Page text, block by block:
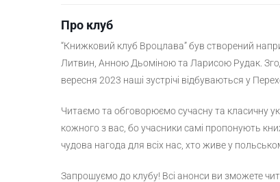
Про клуб
“Книжковий клуб Вроцлава” був створений
Литвин, Анною Дьоміною та Ларисою Рудак.
вересня 2023 наші зустрічі відбуваються у
Читаємо та обговорюємо сучасну та класичну
кожного з вас, бо учасники самі пропонують
чудова нагода для всіх нас, хто живе у
Запрошуємо до клубу! Всі анонси ви зможете